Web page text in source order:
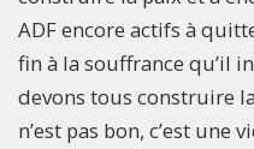
ADF encore actifs à
fin à la souffrance qu’il
devons tous construire
n’est pas bon, c’est une